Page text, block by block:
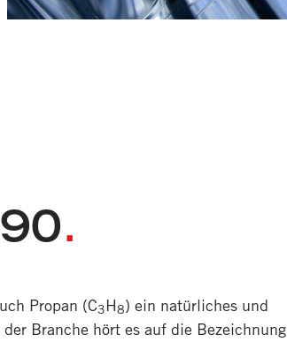
.
Propan (C3H8) ein natürliches und
Branche hört es auf die Bezeichnung